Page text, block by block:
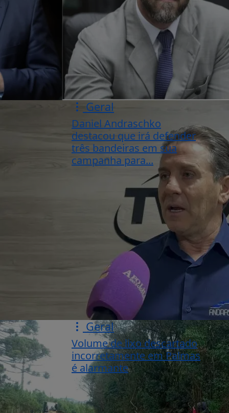
Geral
Daniel Andraschko
destacou que irá defender
três bandeiras em sua
campanha para...
Geral
Volume de lixo descartado
incorretamente em Palmas
é alarmante